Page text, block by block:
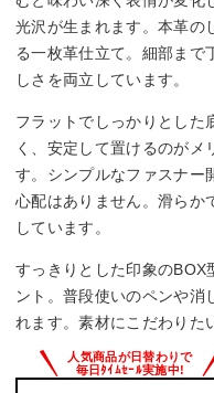
光沢が生まれます。本革の
る一枚革仕立て。細部まで
しさを両立しています。
フラットでしっかりとした
く、安定して置けるのがメ
す。シンプルなファスナー
心配はありません。滑らか
しています。
すっきりとした印象のBOX
ント。普段使いのペンや消
れます。素材にこだわりた